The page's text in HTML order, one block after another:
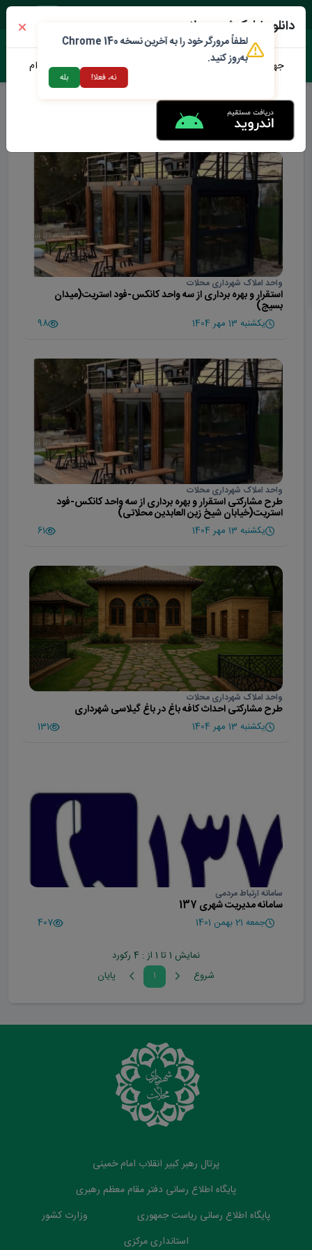
ارتباط با شهرداری
واحد املاک شهرداری محلات
استقرار و بهره برداری از سه واحد کانکس-فود استریت(میدان
بسیج)
یکشنبه 13 مهر 1404 98
واحد املاک شهرداری محلات
طرح مشارکتی استقرار و بهره برداری از سه واحد کانکس-فود
استریت(خیابان شیخ زین العابدین محلاتی)
یکشنبه 13 مهر 1404 61
واحد املاک شهرداری محلات
طرح مشارکتی احداث کافه باغ در باغ گیلاسی شهرداری
یکشنبه 13 مهر 1404 131
سامانه ارتباط مردمی
سامانه مدیریت شهری 137
جمعه 21 بهمن 1401 407
نمایش 1 تا 1 از : 4 رکورد
شروع
۱ پايان
پرتال رهبر کبیر انقلاب امام خمینی
پایگاه اطلاع رسانی دفتر مقام معظم رهبری
پایگاه اطلاع رسانی ریاست جمهوری
وزارت کشور
استانداری مرکزی
دانلود اپلیکیشن محلات من
جهت دانلود نرم افزار محلات من می توانید از طریق لینک زیر اقدام
لطفاً مرورگر خود را به آخرین نسخه Chrome 140
به‌روز کنید.
نه، فعلا! بله